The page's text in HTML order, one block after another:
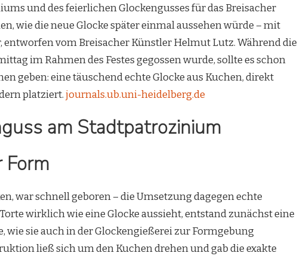
und des feierlichen Glockengusses für das Breisacher
wie die neue Glocke später einmal aussehen würde – mit
vom Breisacher Künstler Helmut Lutz. Während die
im Rahmen des Festes gegossen wurde, sollte es schon
geben: eine täuschend echte Glocke aus Kuchen, direkt
platziert.journals.ub.uni-heidelberg.de
am Stadtpatrozinium
Form
war schnell geboren – die Umsetzung dagegen echte
wirklich wie eine Glocke aussieht, entstand zunächst eine
wie sie auch in der Glockengießerei zur Formgebung
ließ sich um den Kuchen drehen und gab die exakte